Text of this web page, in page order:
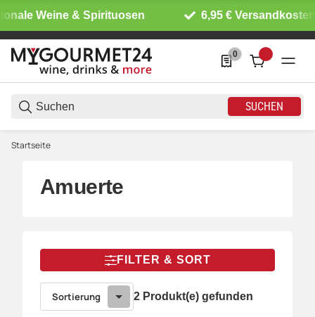
Weine & Spirituosen 6,95 € Versandkosten
SUCHEN
0
0 Produkte in der
Startseite
Amuerte
FILTER & SORT
Sortierung 2 Produkt(e) gefunden